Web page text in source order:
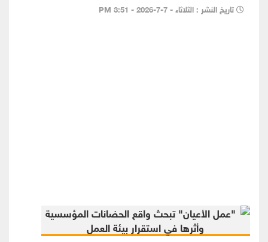
تاريخ النشر : الثلاثاء - 7-7-2026 - 3:51 PM